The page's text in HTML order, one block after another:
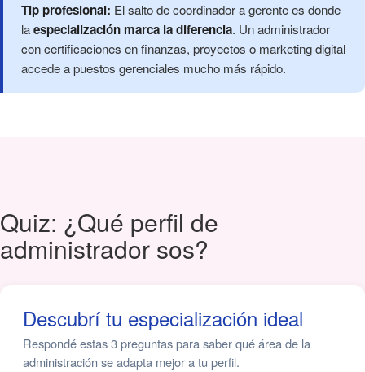
Tip profesional: El salto de coordinador a gerente es donde
laespecialización marca la diferencia. Un administrador
con certificaciones en finanzas, proyectos o marketing digital
accede a puestos gerenciales mucho más rápido.
Quiz: ¿Qué perfil de
administrador sos?
Descubrí tu especialización ideal
Respondé estas 3 preguntas para saber qué área de la
administración se adapta mejor a tu perfil.